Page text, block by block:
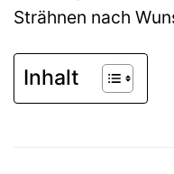
Strähnen nach
Inhalt